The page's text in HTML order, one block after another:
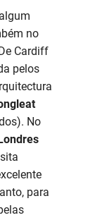
no
Cardiff
pelos
No
para